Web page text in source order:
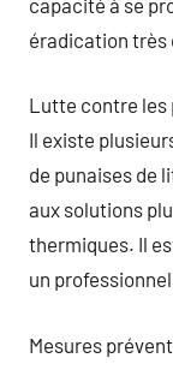
éradication très
Lutte contre les
Il existe
de punaises de
aux solutions
thermiques. Il
un
Mesures